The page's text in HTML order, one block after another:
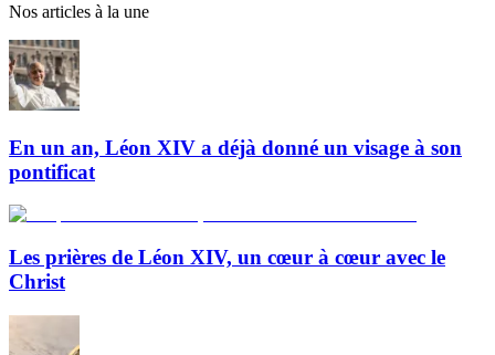
Nos articles à la une
En un an, Léon XIV a déjà donné un visage à son
pontificat
Les prières de Léon XIV, un cœur à cœur avec le
Christ